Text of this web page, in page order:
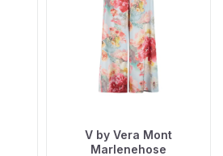
V by Vera Mont
Marlenehose